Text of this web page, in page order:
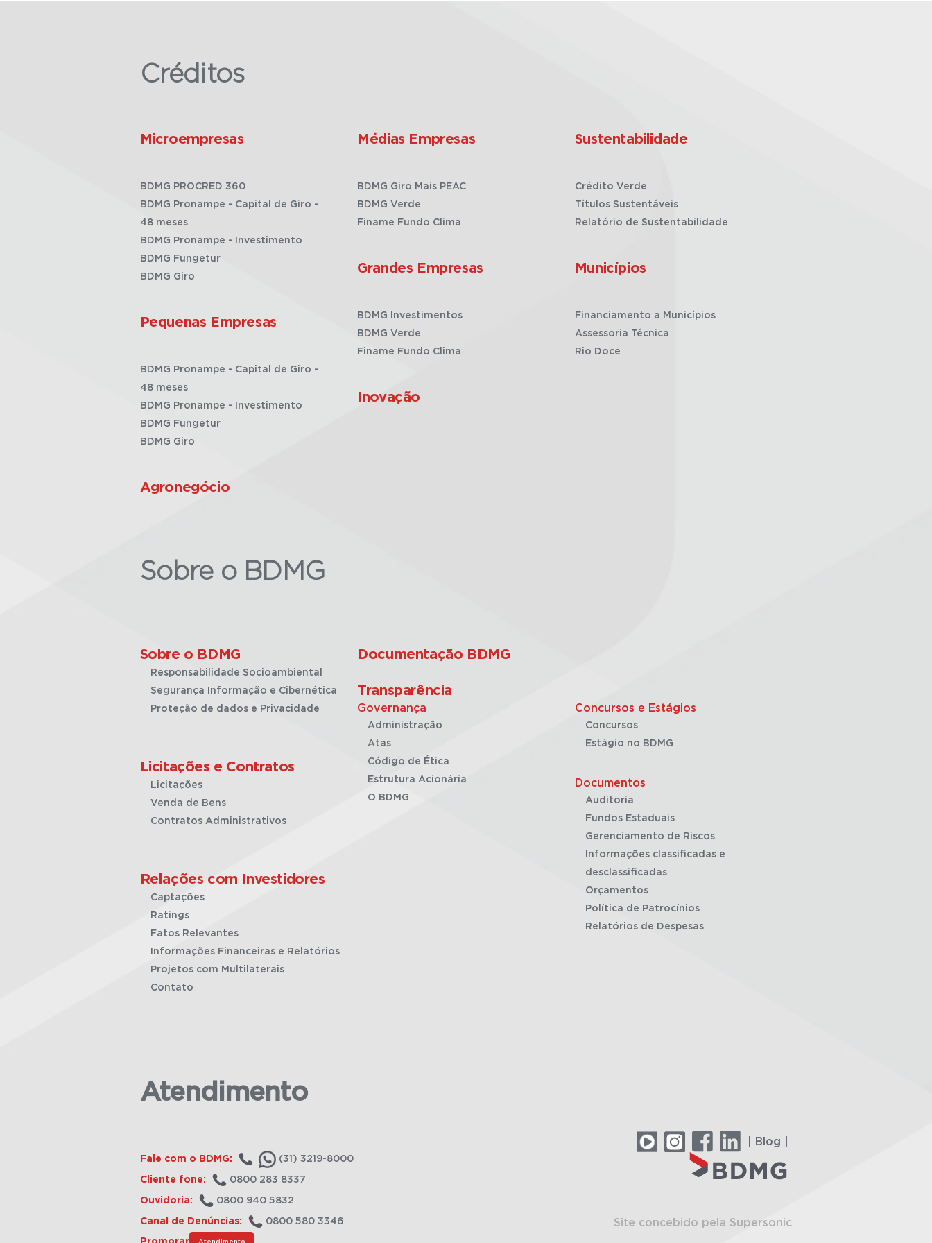
Créditos
Microempresas
BDMG PROCRED 360
BDMG Pronampe - Capital de Giro -
48 meses
BDMG Pronampe - Investimento
BDMG Fungetur
BDMG Giro
Pequenas Empresas
BDMG Pronampe - Capital de Giro -
48 meses
BDMG Pronampe - Investimento
BDMG Fungetur
BDMG Giro
Agronegócio
Médias Empresas
BDMG Giro Mais PEAC
BDMG Verde
Finame Fundo Clima
Grandes Empresas
BDMG Investimentos
BDMG Verde
Finame Fundo Clima
Inovação
Sustentabilidade
Crédito Verde
Títulos Sustentáveis
Relatório de Sustentabilidade
Municípios
Financiamento a Municípios
Assessoria Técnica
Rio Doce
Sobre o BDMG
Sobre o BDMG
Responsabilidade Socioambiental
Segurança Informação e Cibernética
Proteção de dados e Privacidade
Licitações e Contratos
Licitações
Venda de Bens
Contratos Administrativos
Relações com Investidores
Captações
Ratings
Fatos Relevantes
Informações Financeiras e Relatórios
Projetos com Multilaterais
Contato
Documentação BDMG
Transparência
Governança
Administração
Atas
Código de Ética
Estrutura Acionária
O BDMG
Concursos e Estágios
Concursos
Estágio no BDMG
Documentos
Auditoria
Fundos Estaduais
Gerenciamento de Riscos
Informações classificadas e
desclassificadas
Orçamentos
Política de Patrocínios
Relatórios de Despesas
Atendimento
Fale com o BDMG: (31) 3219-8000
Cliente fone: 0800 283 8337
Ouvidoria: 0800 940 5832
Canal de Denúncias: 0800 580 3346
Atendimento
| Blog |
Site concebido pela Supersonic